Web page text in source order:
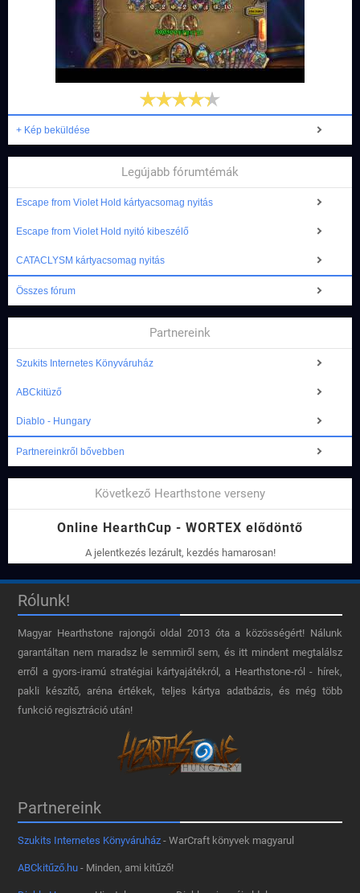
+ Kép beküldése
Legújabb fórumtémák
Escape from Violet Hold kártyacsomag nyitás
Escape from Violet Hold nyitó kibeszélő
CATACLYSM kártyacsomag nyitás
Összes fórum
Partnereink
Szukits Internetes Könyváruház
ABCkitüző
Diablo - Hungary
Partnereinkről bővebben
Következő Hearthstone verseny
Online HearthCup - WORTEX elődöntő
A jelentkezés lezárult, kezdés hamarosan!
Rólunk!
Magyar Hearthstone​ rajongói oldal 2013 óta a közösségért! Nálunk
garantáltan nem maradsz le semmiről sem, és itt mindent megtalálsz
erről a gyors-iramú stratégiai kártyajátékról, a Hearthstone-ról - hírek,
pakli készítő, aréna értékek, teljes kártya adatbázis, és még több
funkció regisztráció után!
Partnereink
Szukits Internetes Könyváruház - WarCraft könyvek magyarul
ABCkitűző.hu - Minden, ami kitűző!